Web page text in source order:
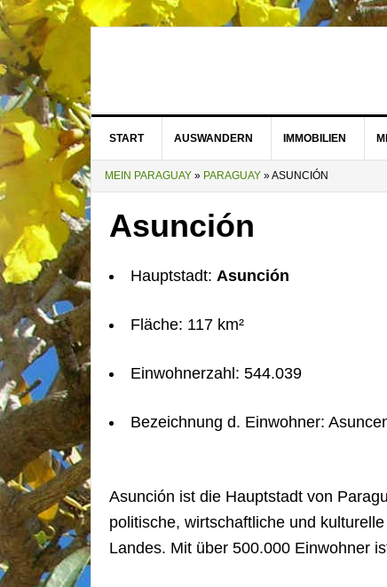
START AUSWANDERN IMMOBILIEN
MEIN PARAGUAY » PARAGUAY »ASUNCIÓN
Asunción
Hauptstadt: Asunción
Fläche: 117 km²
Einwohnerzahl: 544.039
Bezeichnung d. Einwohner:
Asunción ist die Hauptstadt von
politische, wirtschaftliche und
Landes. Mit über 500.000 Einwohner